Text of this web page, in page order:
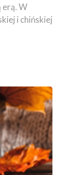
erą. W
i chińskiej